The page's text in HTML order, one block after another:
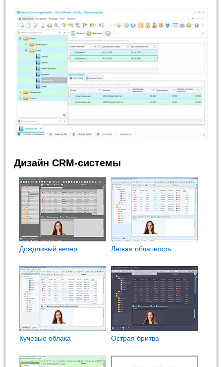
Дизайн CRM-системы
Дождливый вечер Легкая облачность
Кучевые облака Острая бритва